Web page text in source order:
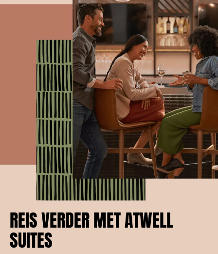
REIS VERDER MET ATWELL
SUITES